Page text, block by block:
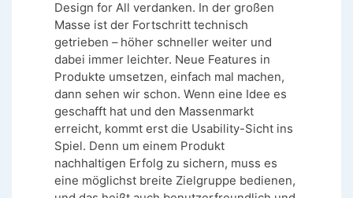
Design for All verdanken. In der großen
Masse ist der Fortschritt technisch
getrieben – höher schneller weiter und
dabei immer leichter. Neue Features in
Produkte umsetzen, einfach mal machen,
dann sehen wir schon. Wenn eine Idee es
geschafft hat und den Massenmarkt
erreicht, kommt erst die Usability-Sicht ins
Spiel. Denn um einem Produkt
nachhaltigen Erfolg zu sichern, muss es
eine möglichst breite Zielgruppe bedienen,